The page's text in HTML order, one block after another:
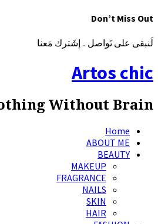
Don’t Miss Out
لَنبقى على تَواصل .. إشَترك مَعنا
Artos chic
Without Brain
Home
ABOUT ME
BEAUTY
MAKEUP
FRAGRANCE
NAILS
SKIN
HAIR